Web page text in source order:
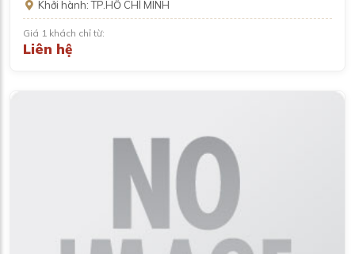
Khởi hành: TP.HỒ CHÍ MINH
Giá 1 khách chỉ từ:
Liên hệ